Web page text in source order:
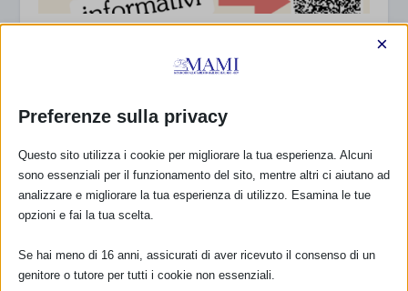
RISPONDI
Preferenze sulla privacy
×
Questo sito utilizza i cookie per migliorare la tua esperienza. Alcuni
sono essenziali per il funzionamento del sito, mentre altri ci aiutano ad
analizzare e migliorare la tua esperienza di utilizzo. Esamina le tue
opzioni e fai la tua scelta.
Se hai meno di 16 anni, assicurati di aver ricevuto il consenso di un
genitore o tutore per tutti i cookie non essenziali.